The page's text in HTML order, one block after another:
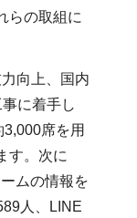
らの取組に
向上、国内
に着手し
席を用
す。次に
ムの情報を
人、LINE